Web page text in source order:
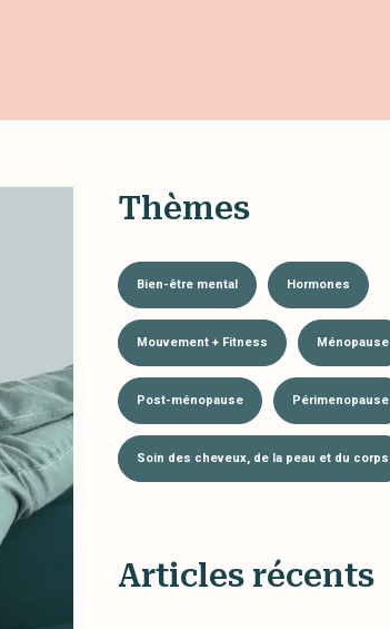
Thèmes
Bien-être mental Hormones
Mouvement + Fitness Ménopause
Post-ménopause Périmenopause
Soin des cheveux, de la peau et du corps
Articles récents